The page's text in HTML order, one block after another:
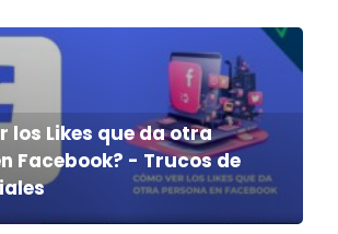
los Likes que da otra
Facebook? - Trucos de